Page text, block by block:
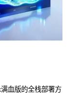
血版的全栈部署方